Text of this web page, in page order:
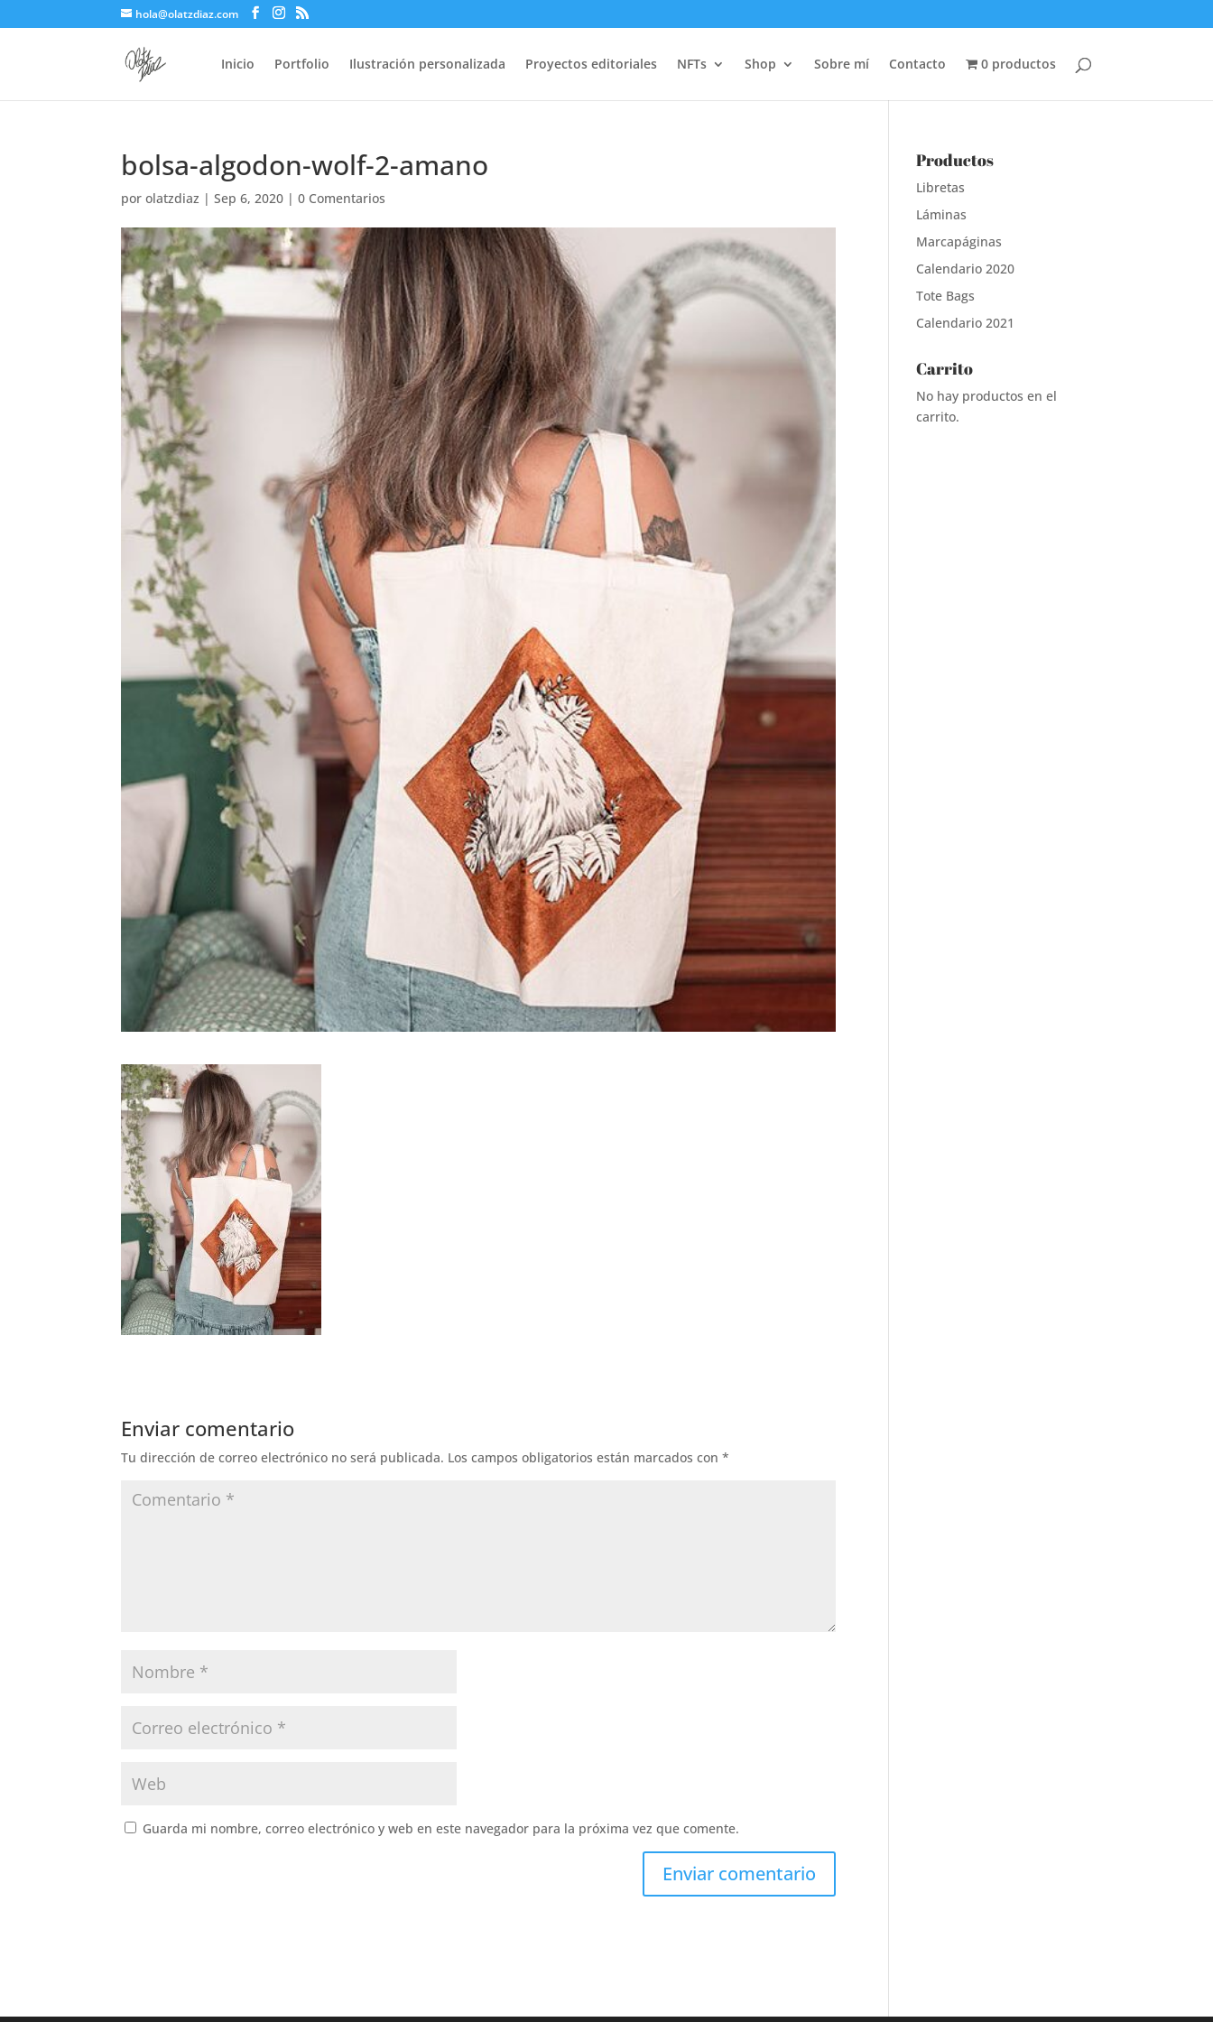
hola@olatzdiaz.com
Inicio Portfolio Ilustración personalizada Proyectos editoriales NFTs Shop Sobre mí Contacto 0 productos
bolsa-algodon-wolf-2-amano
porolatzdiaz |Sep 6, 2020 |0 Comentarios
Enviar comentario
Tu dirección de correo electrónico no será publicada. Los campos obligatorios están marcados con*
Guarda mi nombre, correo electrónico y web en este navegador para la próxima vez que comente.
Productos
Libretas
Láminas
Marcapáginas
Calendario 2020
Tote Bags
Calendario 2021
Carrito
No hay productos en el
carrito.